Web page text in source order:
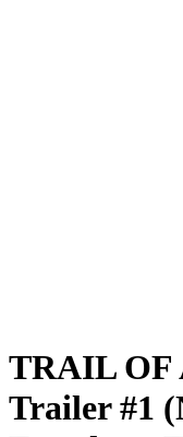
TRAIL OF
Trailer #1